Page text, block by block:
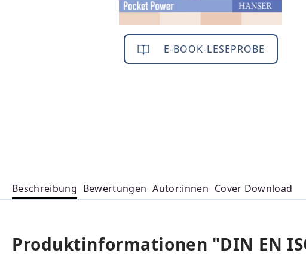
E-BOOK-LESEPROBE
Beschreibung Bewertungen Autor:innen Cover Download
Produktinformationen "DIN EN